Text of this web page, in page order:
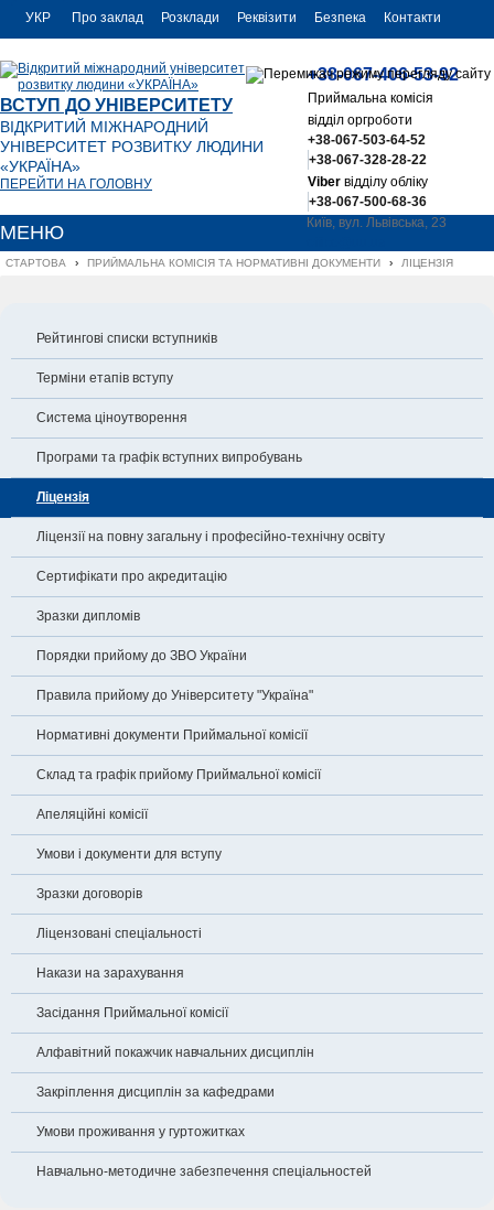
УКР
ENG
Про заклад Розклади Реквізити Безпека Контакти
ВСТУП ДО УНІВЕРСИТЕТУ
ВІДКРИТИЙ МІЖНАРОДНИЙ
УНІВЕРСИТЕТ РОЗВИТКУ ЛЮДИНИ
«УКРАЇНА»
ПЕРЕЙТИ НА ГОЛОВНУ
+38-067-406-53-92
Приймальна комісія
відділ оргроботи
+38-067-503-64-52
+38-067-328-28-22
Viberвідділу обліку
+38-067-500-68-36
Київ, вул. Львівська, 23
МЕНЮ
СТАРТОВА › ПРИЙМАЛЬНА КОМІСІЯ ТА НОРМАТИВНІ ДОКУМЕНТИ › ЛІЦЕНЗІЯ
Рейтингові списки вступників
Терміни етапів вступу
Система ціноутворення
Програми та графік вступних випробувань
Ліцензія
Ліцензії на повну загальну і професійно-технічну освіту
Сертифікати про акредитацію
Зразки дипломів
Порядки прийому до ЗВО України
Правила прийому до Університету "Україна"
Нормативні документи Приймальної комісії
Склад та графік прийому Приймальної комісії
Апеляційні комісії
Умови і документи для вступу
Зразки договорів
Ліцензовані спеціальності
Накази на зарахування
Засідання Приймальної комісії
Алфавітний покажчик навчальних дисциплін
Закріплення дисциплін за кафедрами
Умови проживання у гуртожитках
Навчально-методичне забезпечення спеціальностей